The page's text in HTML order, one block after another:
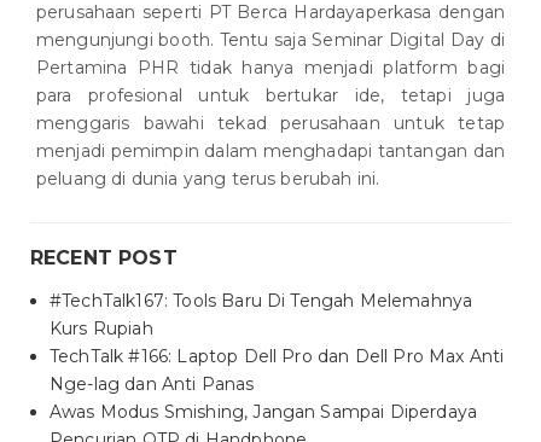
perusahaan seperti PT Berca Hardayaperkasa dengan
mengunjungi booth. Tentu saja Seminar Digital Day di
Pertamina PHR tidak hanya menjadi platform bagi
para profesional untuk bertukar ide, tetapi juga
menggaris bawahi tekad perusahaan untuk tetap
menjadi pemimpin dalam menghadapi tantangan dan
peluang di dunia yang terus berubah ini.
RECENT POST
#TechTalk167: Tools Baru Di Tengah Melemahnya
Kurs Rupiah
TechTalk #166: Laptop Dell Pro dan Dell Pro Max Anti
Nge-lag dan Anti Panas
Awas Modus Smishing, Jangan Sampai Diperdaya